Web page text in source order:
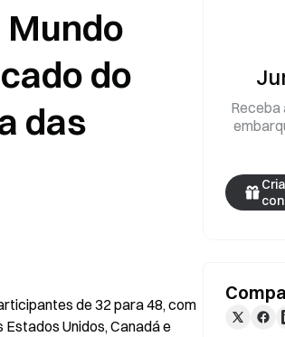
Mundo
do
das
de 32 para 48, com
Unidos, Canadá e
Receba